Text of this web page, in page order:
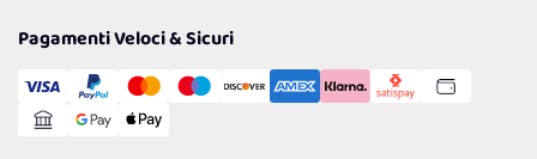
Cookie Policy
Gestisci Cookie
Reso Facile e Veloce
Pagamenti Veloci & Sicuri